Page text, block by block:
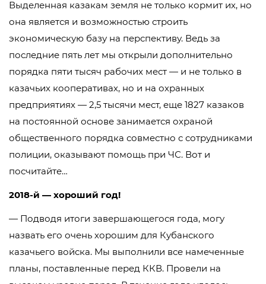
Выделенная казакам земля не только кормит их, но
она является и возможностью строить
экономическую базу на перспективу. Ведь за
последние пять лет мы открыли дополнительно
порядка пяти тысяч рабочих мест — и не только в
казачьих кооперативах, но и на охранных
предприятиях — 2,5 тысячи мест, еще 1827 казаков
на постоянной основе занимается охраной
общественного порядка совместно с сотрудниками
полиции, оказывают помощь при ЧС. Вот и
посчитайте…
2018-й — хороший год!
— Подводя итоги завершающегося года, могу
назвать его очень хорошим для Кубанского
казачьего войска. Мы выполнили все намеченные
планы, поставленные перед ККВ. Провели на